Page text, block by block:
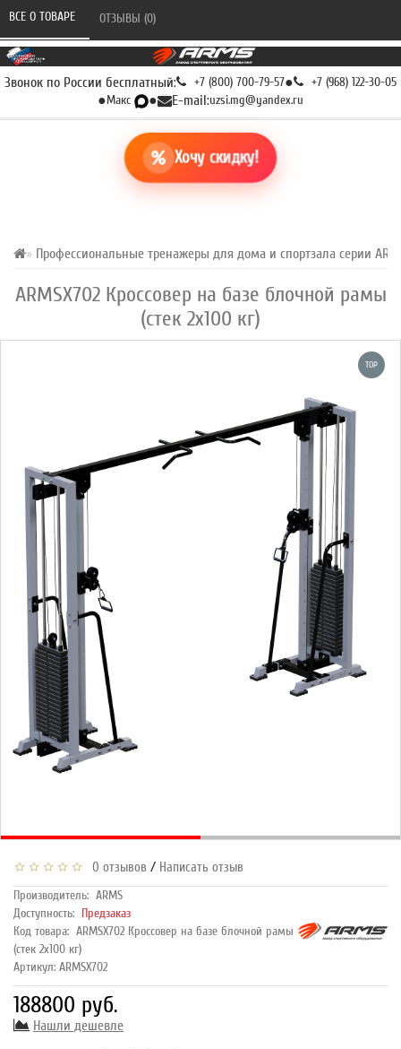
Звонок по России бесплатный: +7 (800) 700-79-57● +7 (968) 122-30-05
●Макс ● E-mail:uzsi.mg@yandex.ru
Хочу скидку!
Профессиональные тренажеры для дома и спортзала серии
ARMSX702 Кроссовер на базе блочной рамы
(стек 2х100 кг)
ВСЕ О ТОВАРЕ ОТЗЫВЫ (0)
TOP
0 отзывов / Написать отзыв
Производитель: ARMS
Доступность: Предзаказ
Код товара: ARMSX702 Кроссовер на базе блочной рамы
(стек 2х100 кг)
Артикул: ARMSX702
188800 руб.
Нашли дешевле